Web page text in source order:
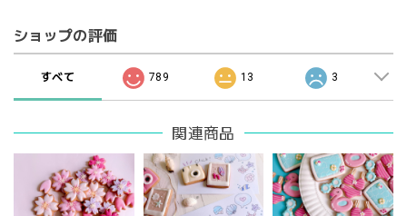
ショップの評価
すべて 789 13 3
関連商品